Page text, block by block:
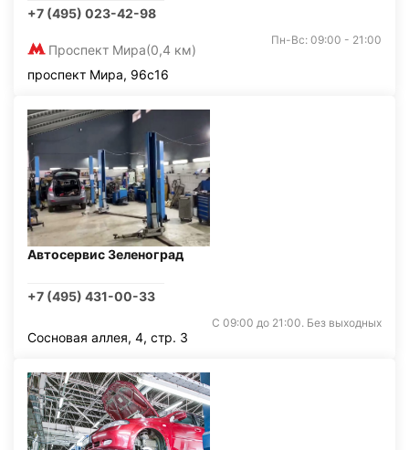
+7 (495) 023-42-98
Проспект Мира(0,4 км)
Пн-Вс: 09:00 - 21:00
проспект Мира, 96с16
Автосервис Зеленоград
+7 (495) 431-00-33
С 09:00 до 21:00. Без выходных
Сосновая аллея, 4, стр. 3